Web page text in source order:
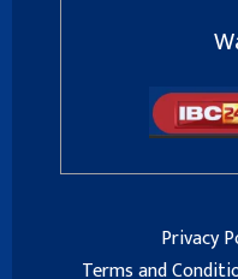
Privacy
Terms and